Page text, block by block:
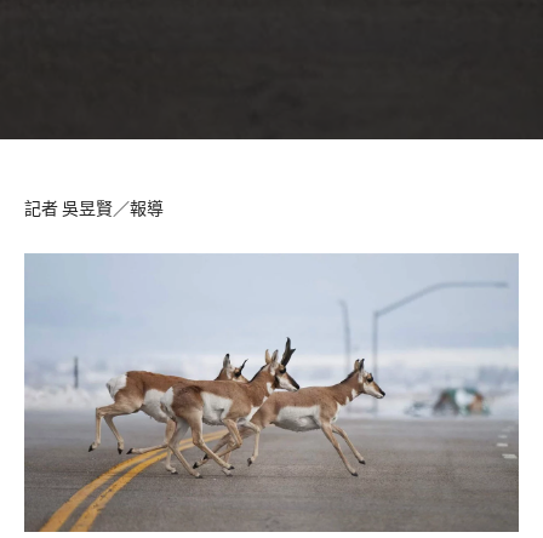
記者 吳昱賢／報導